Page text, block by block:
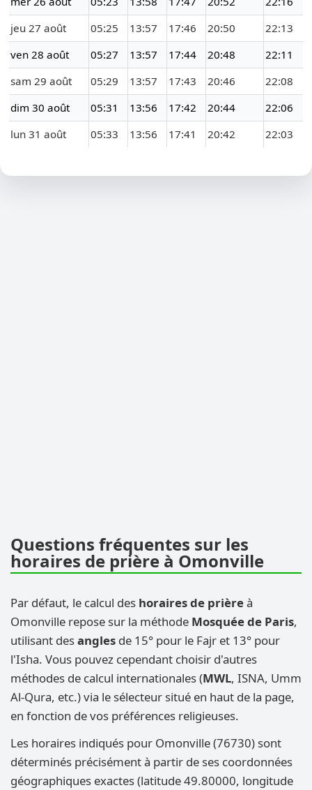
jeu 27 août
05:25 13:57 17:46 20:50
22:13
ven 28 août
05:27 13:57 17:44 20:48
22:11
sam 29 août
05:29 13:57 17:43 20:46
22:08
dim 30 août
05:31 13:56 17:42 20:44
22:06
lun 31 août
05:33 13:56 17:41 20:42 22:03
Questions fréquentes sur les
horaires de prière à Omonville
Par défaut, le calcul des horaires de prièreà
Omonville repose sur la méthode Mosquée de Paris,
utilisant desangles de 15° pour le Fajr et 13° pour
l'Isha. Vous pouvez cependant choisir d'autres
méthodes de calcul internationales (MWL, ISNA, Umm
Al-Qura, etc.) via le sélecteur situé en haut de la page,
en fonction de vos préférences religieuses.
Les horaires indiqués pour Omonville (76730) sont
déterminés précisément à partir de ses coordonnées
géographiques exactes (latitude 49.80000, longitude